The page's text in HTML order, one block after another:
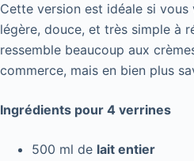
Cette version est idéale si vous
légère, douce, et très simple à
ressemble beaucoup aux
commerce, mais en bien plus
Ingrédients pour 4 verrines
500 ml de lait entier